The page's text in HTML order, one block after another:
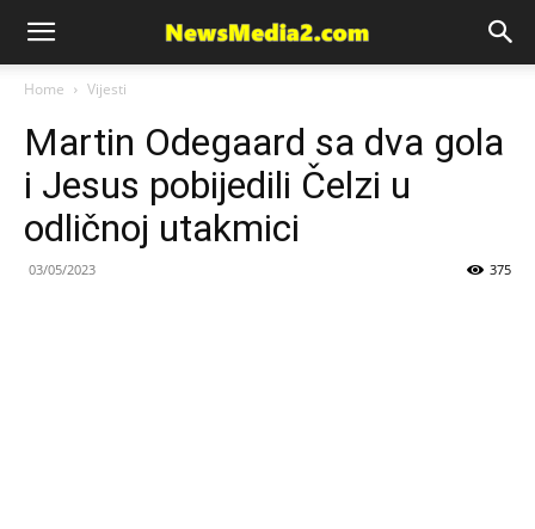
News
Media
Home Vijesti
Martin Odegaard sa dva gola
i Jesus pobijedili Čelzi u
odličnoj utakmici
03/05/2023 375